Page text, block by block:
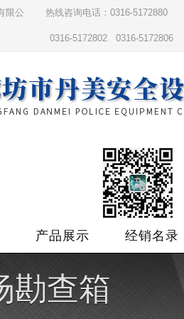
限公 热线咨询电话：0316-5172880
0316-5172802 0316-5172806
产品展示 经销名录
勘查箱